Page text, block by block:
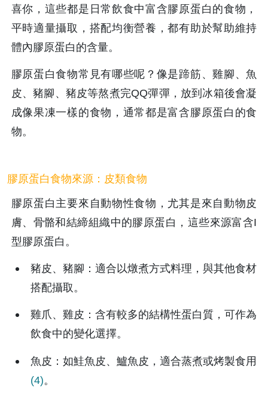
喜你，這些都是日常飲食中富含膠原蛋白的食物，
平時適量攝取，搭配均衡營養，都有助於幫助維持
體內膠原蛋白的含量。
膠原蛋白食物常見有哪些呢？像是蹄筋、雞腳、魚
皮、豬腳、豬皮等熬煮完QQ彈彈，放到冰箱後會凝
成像果凍一樣的食物，通常都是富含膠原蛋白的食
物。
膠原蛋白食物來源：皮類食物
膠原蛋白主要來自動物性食物，尤其是來自動物皮
膚、骨骼和結締組織中的膠原蛋白，這些來源富含I
型膠原蛋白。
豬皮、豬腳：適合以燉煮方式料理，與其他食材
搭配攝取。
雞爪、雞皮：含有較多的結構性蛋白質，可作為
飲食中的變化選擇。
魚皮：如鮭魚皮、鱸魚皮，適合蒸煮或烤製食用
(4)。